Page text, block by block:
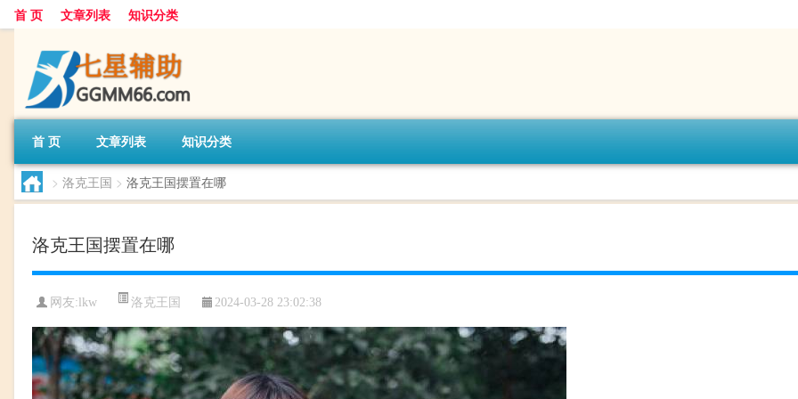
首 页 文章列表 知识分类
首 页 文章列表 知识分类
> 洛克王国 > 洛克王国摆置在哪
洛克王国摆置在哪
网友: lkw 洛克王国 2024-03-28 23:02:38